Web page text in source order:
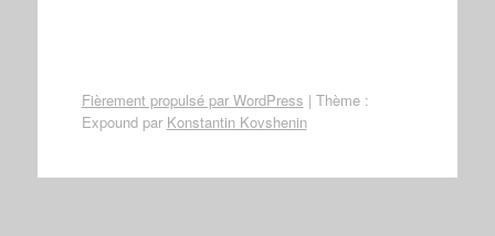
Fièrement propulsé par WordPress | Thème :
Expound par Konstantin Kovshenin